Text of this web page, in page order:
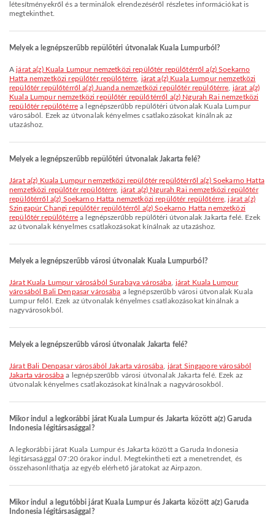
létesítményekről és a terminálok elrendezéséről részletes információkat is
megtekinthet.
Melyek a legnépszerűbb repülőtéri útvonalak Kuala Lumpurból?
Ajárat a(z) Kuala Lumpur nemzetközi repülőtér repülőtérről a(z) Soekarno
Hatta nemzetközi repülőtér repülőtérre járat a(z) Kuala Lumpur nemzetközi
repülőtér repülőtérről a(z) Juanda nemzetközi repülőtér repülőtérre járat a(z)
Kuala Lumpur nemzetközi repülőtér repülőtérről a(z) Ngurah Rai nemzetközi
repülőtér repülőtérrea legnépszerűbb repülőtéri útvonalak Kuala Lumpur
városából. Ezek az útvonalak kényelmes csatlakozásokat kínálnak az
utazáshoz.
Melyek a legnépszerűbb repülőtéri útvonalak Jakarta felé?
járat a(z) Kuala Lumpur nemzetközi repülőtér repülőtérről a(z) Soekarno Hatta
nemzetközi repülőtér repülőtérre járat a(z) Ngurah Rai nemzetközi repülőtér
repülőtérről a(z) Soekarno Hatta nemzetközi repülőtér repülőtérre ,járat a(z)
Szingapúr Changi repülőtér repülőtérről a(z) Soekarno Hatta nemzetközi
repülőtér repülőtérrea legnépszerűbb repülőtéri útvonalak Jakarta felé. Ezek
az útvonalak kényelmes csatlakozásokat kínálnak az utazáshoz.
Melyek a legnépszerűbb városi útvonalak Kuala Lumpurból?
járat Kuala Lumpur városából Surabaya városába járat Kuala Lumpur
városából Bali Denpasar városába a legnépszerűbb városi útvonalak Kuala
Lumpur felől. Ezek az útvonalak kényelmes csatlakozásokat kínálnak a
nagyvárosokból.
Melyek a legnépszerűbb városi útvonalak Jakarta felé?
járat Bali Denpasar városából Jakarta városába járat Singapore városából
Jakarta városába a legnépszerűbb városi útvonalak Jakarta felé. Ezek az
útvonalak kényelmes csatlakozásokat kínálnak a nagyvárosokból.
Mikor indul a legkorábbi járat Kuala Lumpur és Jakarta között a(z) Garuda
Indonesia légitársasággal?
A legkorábbi járat Kuala Lumpur és Jakarta között a Garuda Indonesia
légitársasággal 07:20 órakor indul. Megtekintheti ezt a menetrendet, és
összehasonlíthatja az egyéb elérhető járatokat az Airpazon.
Mikor indul a legutóbbi járat Kuala Lumpur és Jakarta között a(z) Garuda
Indonesia légitársasággal?